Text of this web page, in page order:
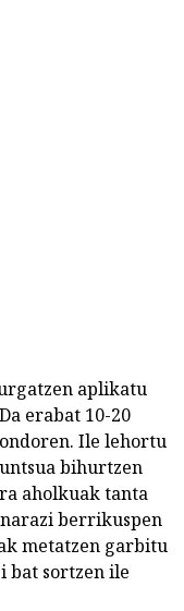
aplikatu
erabat 10-20
Ile lehortu
bihurtzen
aholkuak tanta
berrikuspen
metatzen garbitu
bat sortzen ile